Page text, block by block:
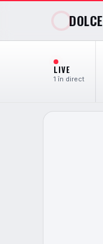
DOLCE
LIVE
1 în direct